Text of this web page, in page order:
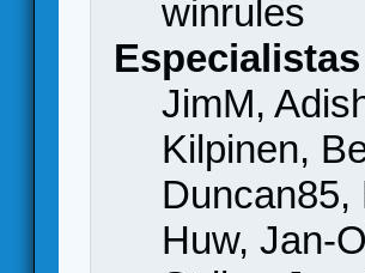
winrules
JimM,
Kilpinen,
Duncan85,
Huw, Jan-